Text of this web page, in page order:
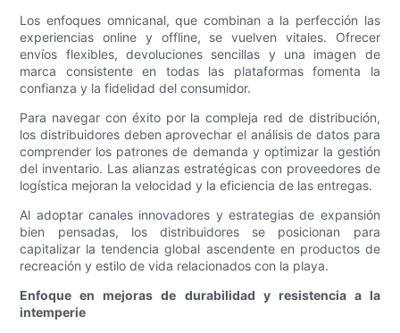
Los enfoques omnicanal, que combinan a la perfección las
experiencias online y offline, se vuelven vitales. Ofrecer
envíos flexibles, devoluciones sencillas y una imagen de
marca consistente en todas las plataformas fomenta la
confianza y la fidelidad del consumidor.
Para navegar con éxito por la compleja red de distribución,
los distribuidores deben aprovechar el análisis de datos para
comprender los patrones de demanda y optimizar la gestión
del inventario. Las alianzas estratégicas con proveedores de
logística mejoran la velocidad y la eficiencia de las entregas.
Al adoptar canales innovadores y estrategias de expansión
bien pensadas, los distribuidores se posicionan para
capitalizar la tendencia global ascendente en productos de
recreación y estilo de vida relacionados con la playa.
Enfoque en mejoras de durabilidad y resistencia a la
intemperie